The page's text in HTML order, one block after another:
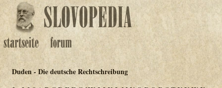
Duden - Die deutsche Rechtschreibung